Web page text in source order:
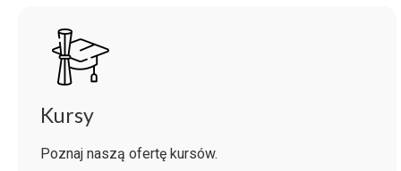
Kursy
Poznaj naszą ofertę kursów.